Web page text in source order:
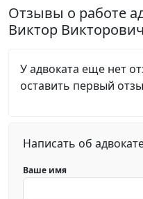
Отзывы о работе
Виктор Викторович
У адвоката еще нет
оставить первый
Написать об
Ваше имя